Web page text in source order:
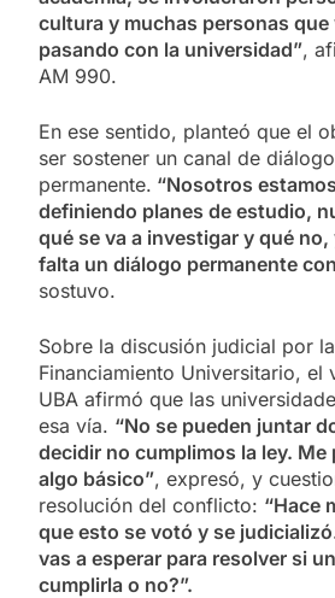
cultura y muchas personas que
pasando con la universidad”,
AM 990.
En ese sentido, planteó que el
ser sostener un canal de diálogo
permanente. “Nosotros
definiendo planes de estudio,
qué se va a investigar y qué no,
falta un diálogo permanente
sostuvo.
Sobre la discusión judicial por
Financiamiento Universitario, el
UBA afirmó que las
esa vía. “No se pueden juntar
decidir no cumplimos la ley. Me
algo básico”, expresó, y
resolución del conflicto: “Hace
que esto se votó y se
vas a esperar para resolver si
cumplirla o no?”.